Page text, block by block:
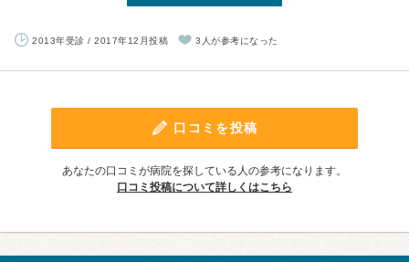
2013年受診 / 2017年12月投稿 3人が参考になった
口コミを投稿
あなたの口コミが病院を探している人の参考になります。
口コミ投稿について詳しくはこちら